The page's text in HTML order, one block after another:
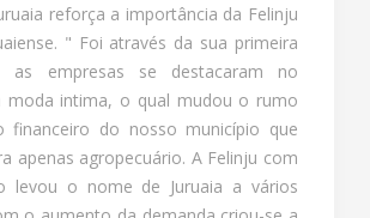
reforça a importância da Felinju
" Foi através da sua primeira
as empresas se destacaram no
moda intima, o qual mudou o rumo
financeiro do nosso município que
apenas agropecuário. A Felinju com
levou o nome de Juruaia a vários